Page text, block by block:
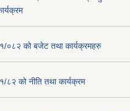
०८२ को बजेट तथा कार्यक्रमहरु
को नीति तथा कार्यक्रम